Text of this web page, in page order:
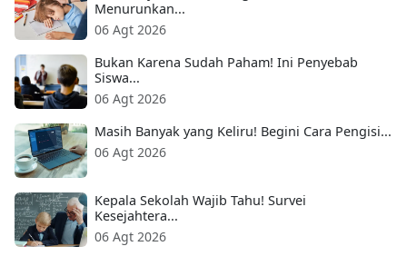
Menurunkan...
06 Agt 2026
Bukan Karena Sudah Paham! Ini Penyebab
Siswa...
06 Agt 2026
Masih Banyak yang Keliru! Begini Cara Pengisi...
06 Agt 2026
Kepala Sekolah Wajib Tahu! Survei
Kesejahtera...
06 Agt 2026